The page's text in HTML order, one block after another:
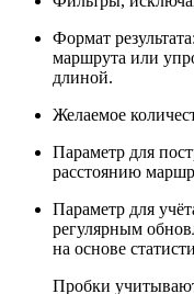
Формат
маршрута или
длиной.
Желаемое
Параметр для
расстоянию
Параметр для
регулярным
на основе
Пробки